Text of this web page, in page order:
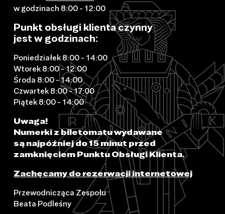
w godzinach 8:00 - 12:00
Punkt obsługi klienta czynny
jest w godzinach:
Poniedziałek 8:00 - 14:00
Wtorek 8:00 - 12:00
Środa 8:00 - 14:00
Czwartek 8:00 - 17:00
Piątek 8:00 - 14:00
Uwaga!
Numerki z biletomatu wydawane
są najpóźniej do 15 minut przed
zamknięciem Punktu Obsługi Klienta.
Zachęcamy do rezerwacji internetowej
Przewodnicząca Zespołu
Beata Podleśny